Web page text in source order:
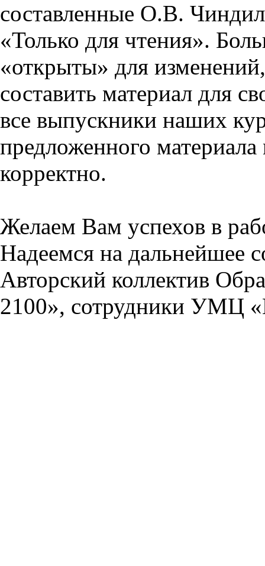
составленные О.В.
«Только для чтения».
«открыты» для
составить материал для
все выпускники наших
предложенного
корректно.
Желаем Вам успехов в
Надеемся на дальнейшее
Авторский коллектив
2100», сотрудники УМЦ